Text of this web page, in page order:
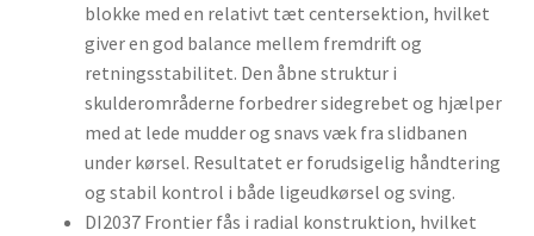
blokke med en relativt tæt centersektion, hvilket
giver en god balance mellem fremdrift og
retningsstabilitet. Den åbne struktur i
skulderområderne forbedrer sidegrebet og hjælper
med at lede mudder og snavs væk fra slidbanen
under kørsel. Resultatet er forudsigelig håndtering
og stabil kontrol i både ligeudkørsel og sving.
DI2037 Frontier fås i radial konstruktion, hvilket